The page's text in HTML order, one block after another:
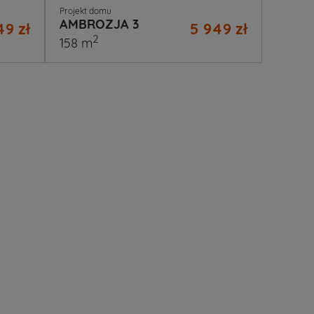
zł
Projekt domu
AMBROZJA 3 5 949 zł
158 m2